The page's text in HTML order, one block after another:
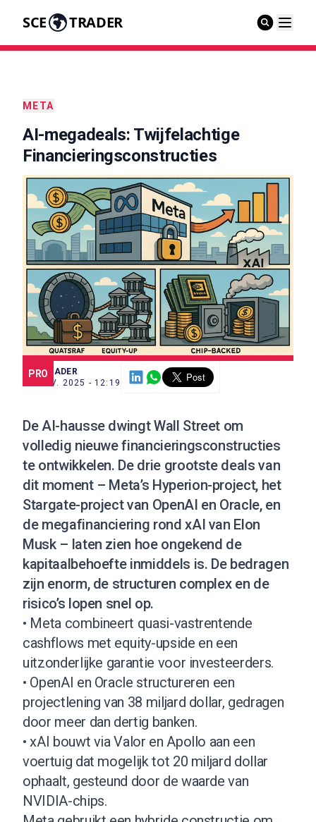
SCE TRADER
META
AI-megadeals: Twijfelachtige
Financieringsconstructies
PRO
SCE TRADER
17 NOV. 2025 - 12:19
De AI-hausse dwingt Wall Street om
volledig nieuwe financieringsconstructies
te ontwikkelen. De drie grootste deals van
dit moment – Meta’s Hyperion-project, het
Stargate-project van OpenAI en Oracle, en
de megafinanciering rond xAI van Elon
Musk – laten zien hoe ongekend de
kapitaalbehoefte inmiddels is. De bedragen
zijn enorm, de structuren complex en de
risico’s lopen snel op.
• Meta combineert quasi-vastrentende
cashflows met equity-upside en een
uitzonderlijke garantie voor investeerders.
• OpenAI en Oracle structureren een
projectlening van 38 miljard dollar, gedragen
door meer dan dertig banken.
• xAI bouwt via Valor en Apollo aan een
voertuig dat mogelijk tot 20 miljard dollar
ophaalt, gesteund door de waarde van
NVIDIA-chips.